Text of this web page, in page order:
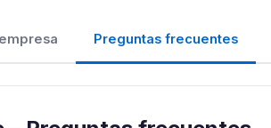
Preguntas frecuentes